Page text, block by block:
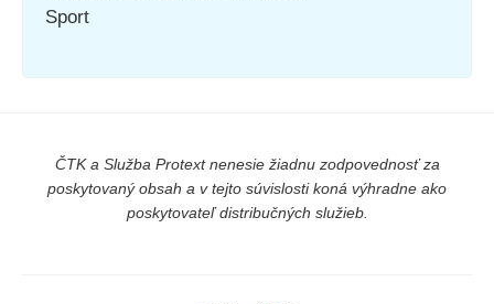
Sport
ČTK a Služba Protext nenesie žiadnu zodpovednosť za
poskytovaný obsah a v tejto súvislosti koná výhradne ako
poskytovateľ distribučných služieb.